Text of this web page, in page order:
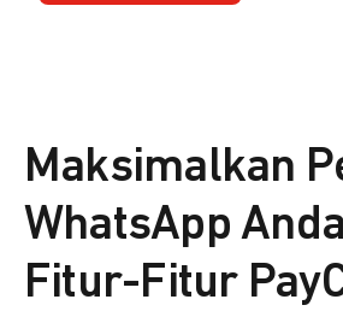
Maksimalkan
WhatsApp
Fitur-Fitur